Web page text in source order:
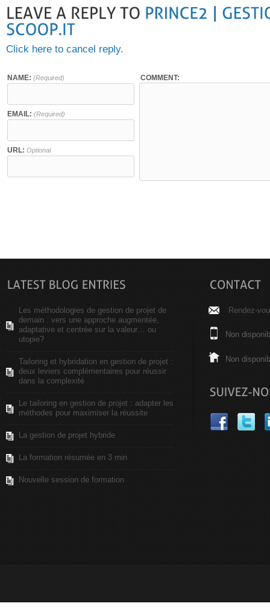
Click here to cancel reply.
NAME: (Required)
EMAIL: (Required)
URL: Optional
COMMENT:
Les méthodologies de gestion de projet de
demain : vers une approche augmentée,
adaptative et centrée sur la valeur… ou
utopie?
Tailoring et hybridation en gestion de projet :
deux leviers complémentaires pour réussir
dans la complexité
Le tailoring en gestion de projet : adapter les
méthodes pour maximiser la réussite
La gestion de projet hybride
La formation résumée en 3 min
Nouvelle session de formation
Rendez-
Non
Non